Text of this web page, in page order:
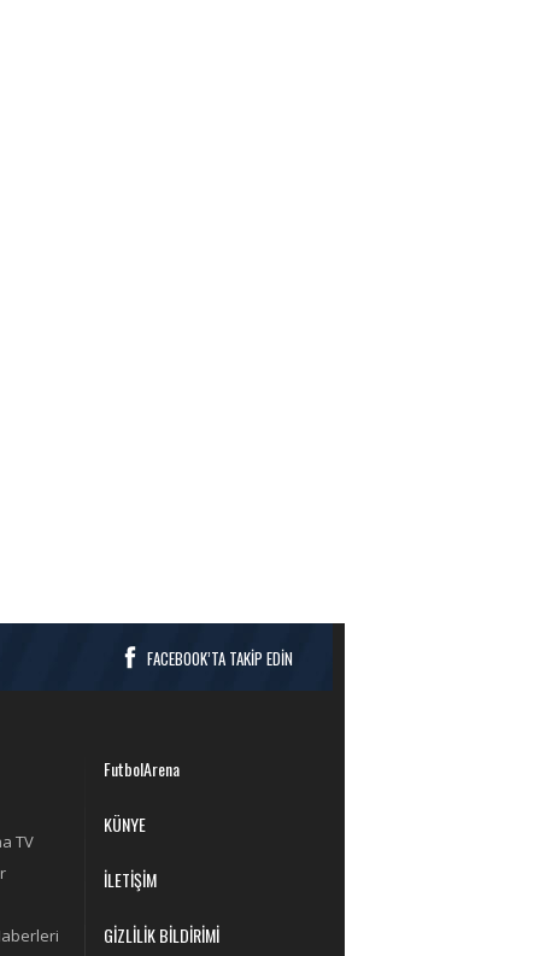
FACEBOOK’TA TAKİP EDİN
TV
FutbolArena
KÜNYE
İLETİŞİM
GİZLİLİK BİLDİRİMİ